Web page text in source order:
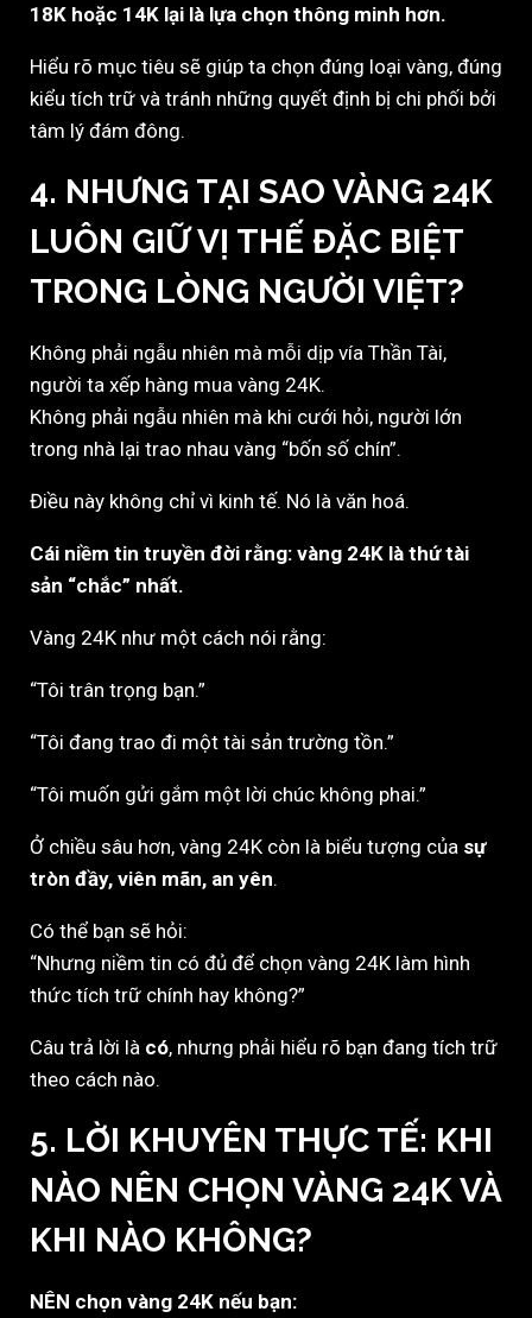
18K hoặc 14K lại là lựa chọn thông minh hơn.
Hiểu rõ mục tiêu sẽ giúp ta chọn đúng loại vàng, đúng
kiểu tích trữ và tránh những quyết định bị chi phối bởi
tâm lý đám đông.
4. NHƯNG TẠI SAO VÀNG 24K
LUÔN GIỮ VỊ THẾ ĐẶC BIỆT
TRONG LÒNG NGƯỜI VIỆT?
Không phải ngẫu nhiên mà mỗi dịp vía Thần Tài,
người ta xếp hàng mua vàng 24K.
Không phải ngẫu nhiên mà khi cưới hỏi, người lớn
trong nhà lại trao nhau vàng “bốn số chín”.
Điều này không chỉ vì kinh tế. Nó là văn hoá.
Cái niềm tin truyền đời rằng: vàng 24K là thứ tài
sản “chắc” nhất.
Vàng 24K như một cách nói rằng:
“Tôi trân trọng bạn.”
“Tôi đang trao đi một tài sản trường tồn.”
“Tôi muốn gửi gắm một lời chúc không phai.”
Ở chiều sâu hơn, vàng 24K còn là biểu tượng của sự
tròn đầy, viên mãn, an yên.
Có thể bạn sẽ hỏi:
“Nhưng niềm tin có đủ để chọn vàng 24K làm hình
thức tích trữ chính hay không?”
Câu trả lời là có, nhưng phải hiểu rõ bạn đang tích trữ
theo cách nào.
5. LỜI KHUYÊN THỰC TẾ: KHI
NÀO NÊN CHỌN VÀNG 24K VÀ
KHI NÀO KHÔNG?
NÊN chọn vàng 24K nếu bạn: